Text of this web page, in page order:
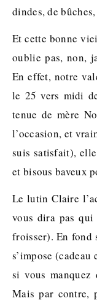
dindes, de
Et cette bonne
oublie pas, non,
En effet, notre
le 25 vers midi
tenue de mère
l’occasion, et
suis satisfait),
et bisous baveux
Le lutin Claire
vous dira pas
froisser). En fond
s’impose
si vous manquez
Mais par contre,